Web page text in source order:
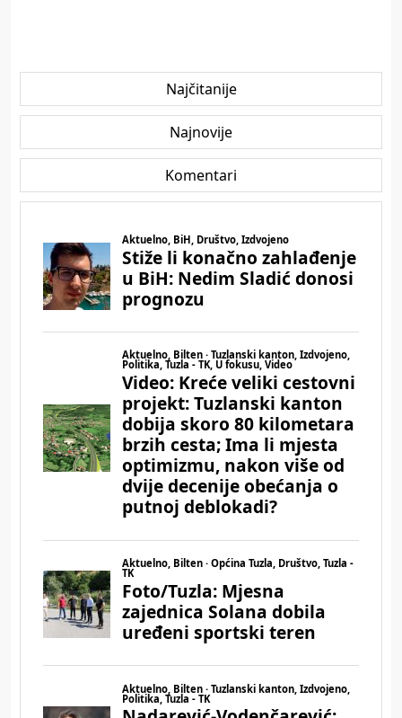
Najčitanije
Najnovije
Komentari